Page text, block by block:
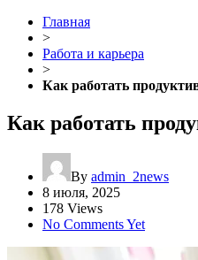
Главная
>
Работа и карьера
>
Как работать
Как работать
By admin_2news
8 июля, 2025
178 Views
No Comments Yet